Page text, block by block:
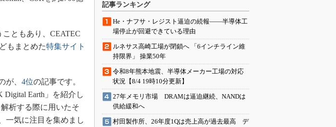
ともあり、CEATEC
もまとめた特集サイト
が、 4位の記事です。
Earth」を紹介し
析する際に用いたそ
一気に注目を集めまし
記事ランキング
He・ナフサ・レジスト逼迫の続報――半導体工
場停止が回避できている理由
ルネサス高崎工場が閉鎖へ 「6インチライン維
持限界」 操業50年
令和8年熊本地震、半導体メーカー工場の対応
状況【8/4 19時10分更新】
27年メモリ市場 DRAMは逼迫継続、NANDは
供給緩和へ
村田製作所、26年度1Qは売上高が過去最高 デ